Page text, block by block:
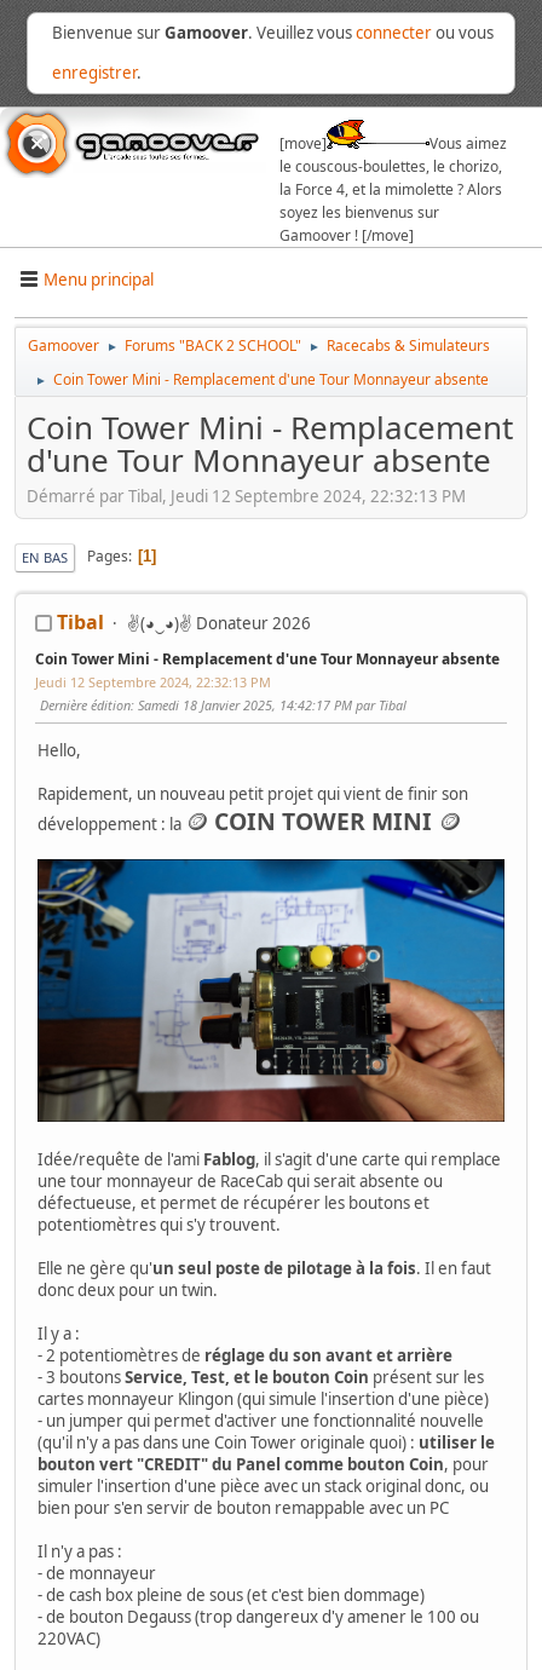
Bienvenue surGamoover. Veuillez vousconnecterou vous
enregistrer.
[move]
Vous aimez
le couscous-boulettes, le chorizo,
la Force 4, et la mimolette ? Alors
soyez les bienvenus sur
Gamoover ! [/move]
Menu principal
Gamoover ► Forums "BACK 2 SCHOOL" ► Racecabs & Simulateurs
► Coin Tower Mini - Remplacement d'une Tour Monnayeur absente
Coin Tower Mini - Remplacement
d'une Tour Monnayeur absente
Démarré par Tibal, Jeudi 12 Septembre 2024, 22:32:13 PM
EN BAS Pages 1
Tibal ✌(◕‿◕)✌ Donateur 2026
Coin Tower Mini - Remplacement d'une Tour Monnayeur absente
Jeudi 12 Septembre 2024, 22:32:13 PM
Dernière édition: Samedi 18 Janvier 2025, 14:42:17 PM par Tibal
Hello,
Rapidement, un nouveau petit projet qui vient de finir son
développement : la 🪙 COIN TOWER MINI 🪙
Idée/requête de l'ami Fablog, il s'agit d'une carte qui remplace
une tour monnayeur de RaceCab qui serait absente ou
défectueuse, et permet de récupérer les boutons et
potentiomètres qui s'y trouvent.
Elle ne gère qu'un seul poste de pilotage à la fois. Il en faut
donc deux pour un twin.
Il y a :
- 2 potentiomètres de réglage du son avant et arrière
- 3 boutonsService, Test, et le bouton Coin présent sur les
cartes monnayeur Klingon (qui simule l'insertion d'une pièce)
- un jumper qui permet d'activer une fonctionnalité nouvelle
(qu'il n'y a pas dans une Coin Tower originale quoi) : utiliser le
bouton vert "CREDIT" du Panel comme bouton Coin, pour
simuler l'insertion d'une pièce avec un stack original donc, ou
bien pour s'en servir de bouton remappable avec un PC
Il n'y a pas :
- de monnayeur
- de cash box pleine de sous (et c'est bien dommage)
- de bouton Degauss (trop dangereux d'y amener le 100 ou
220VAC)